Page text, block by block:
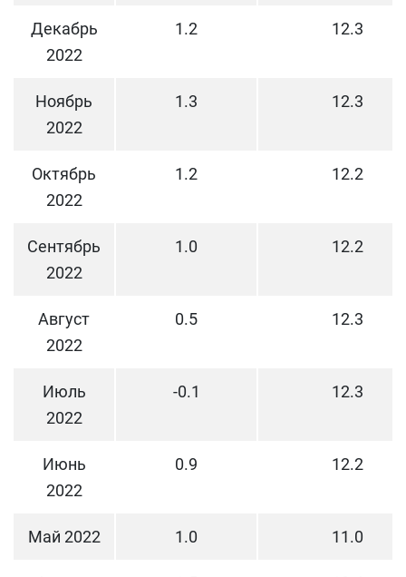
Декабрь
2022
1.2 12.3
Ноябрь
2022
1.3 12.3
Октябрь
2022
1.2 12.2
Сентябрь
2022
1.0 12.2
Август
2022
0.5 12.3
Июль
2022
-0.1 12.3
Июнь
2022
0.9 12.2
Май 2022 1.0 11.0